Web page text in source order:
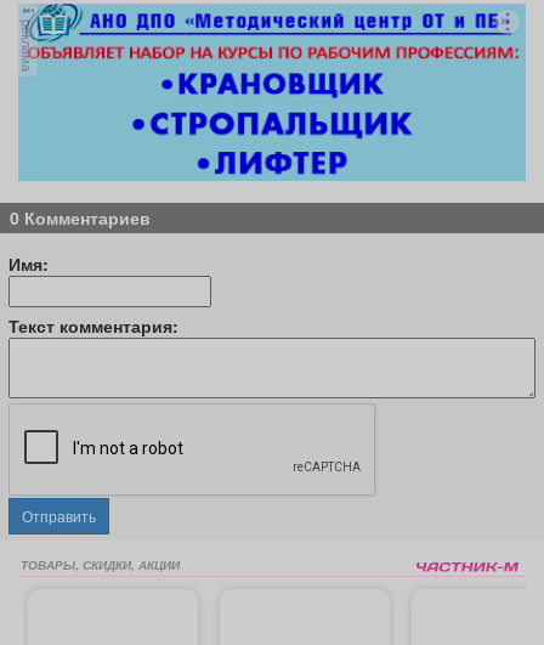
ТВ программа Я - пенсионер
реклама
0 Комментариев
Имя:
Текст комментария:
Отправить
ТОВАРЫ, СКИДКИ, АКЦИИ